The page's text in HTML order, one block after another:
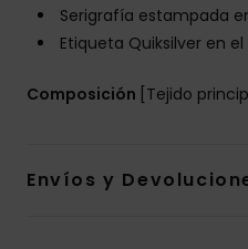
Serigrafía estampada
Etiqueta Quiksilver en
Composición [Tejido
Envíos y